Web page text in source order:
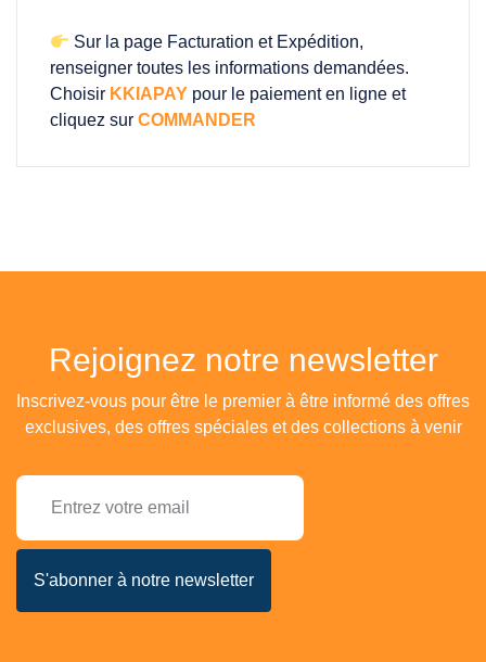
Sur la page Facturation et Expédition,
renseigner toutes les informations demandées.
Choisir KKIAPAY pour le paiement en ligne et
cliquez sur COMMANDER
Rejoignez notre newsletter
Inscrivez-vous pour être le premier à être informé des offres
exclusives, des offres spéciales et des collections à venir